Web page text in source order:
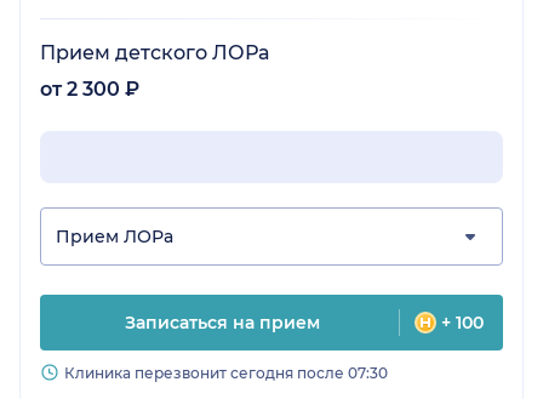
Прием детского ЛОРа
от 2 300 ₽
Прием ЛОРа
Записаться на прием + 100
Клиника перезвонит сегодня после 07:30